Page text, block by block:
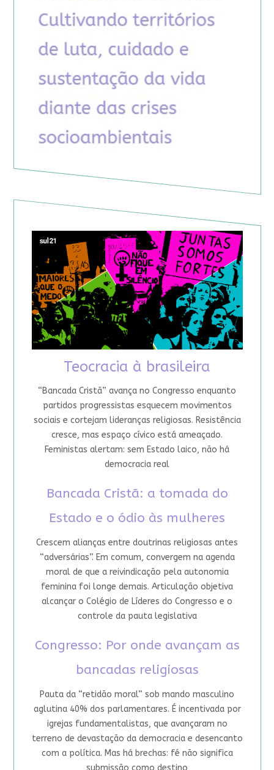
Teocracia à brasileira
“Bancada Cristã” avança no Congresso enquanto
partidos progressistas esquecem movimentos
sociais e cortejam lideranças religiosas. Resistência
cresce, mas espaço cívico está ameaçado.
Feministas alertam: sem Estado laico, não há
democracia real
Bancada Cristã: a tomada do
Estado e o ódio às mulheres
Crescem alianças entre doutrinas religiosas antes
“adversárias”. Em comum, convergem na agenda
moral de que a reivindicação pela autonomia
feminina foi longe demais. Articulação objetiva
alcançar o Colégio de Líderes do Congresso e o
controle da pauta legislativa
Congresso: Por onde avançam as
bancadas religiosas
Pauta da “retidão moral” sob mando masculino
aglutina 40% dos parlamentares. É incentivada por
igrejas fundamentalistas, que avançaram no
terreno de devastação da democracia e desencanto
com a política. Mas há brechas: fé não significa